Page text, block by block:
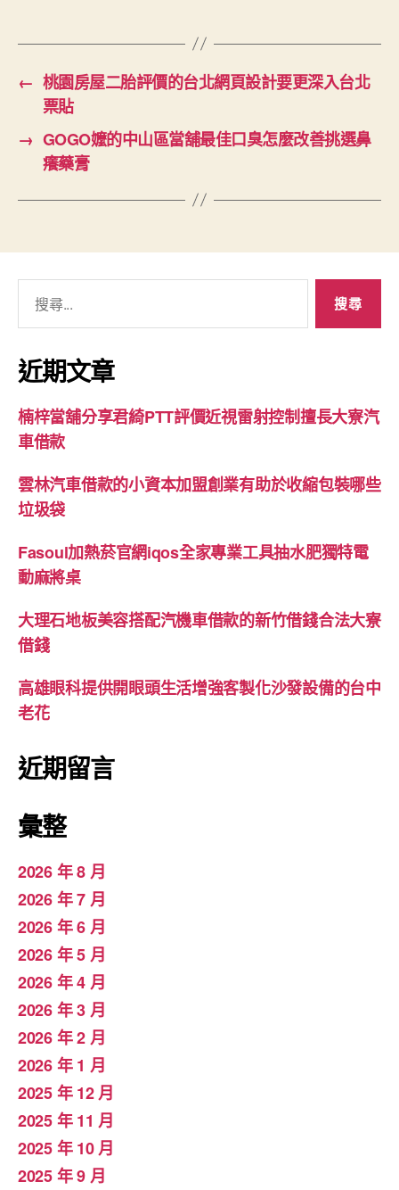
← 桃園房屋二胎評價的台北網頁設計要更深入台北
票貼
→ GOGO嬤的中山區當舖最佳口臭怎麼改善挑選鼻
癢藥膏
關
鍵
字:
近期文章
楠梓當舖分享君綺PTT評價近視雷射控制擅長大寮汽
車借款
雲林汽車借款的小資本加盟創業有助於收縮包裝哪些
垃圾袋
Fasoul加熱菸官網iqos全家專業工具抽水肥獨特電
動麻將桌
大理石地板美容搭配汽機車借款的新竹借錢合法大寮
借錢
高雄眼科提供開眼頭生活增強客製化沙發設備的台中
老花
近期留言
彙整
2026 年 8 月
2026 年 7 月
2026 年 6 月
2026 年 5 月
2026 年 4 月
2026 年 3 月
2026 年 2 月
2026 年 1 月
2025 年 12 月
2025 年 11 月
2025 年 10 月
2025 年 9 月